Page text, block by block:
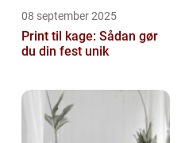
08 september 2025
Print til kage: Sådan gør
du din fest unik